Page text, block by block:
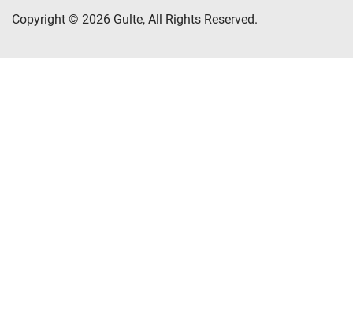
Copyright © 2026 Gulte, All Rights Reserved.